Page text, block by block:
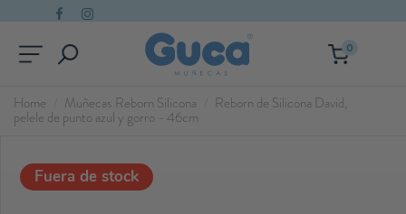
0
Home Muñecas Reborn Silicona Reborn de Silicona David,
pelele de punto azul y gorro - 46cm
Fuera de stock